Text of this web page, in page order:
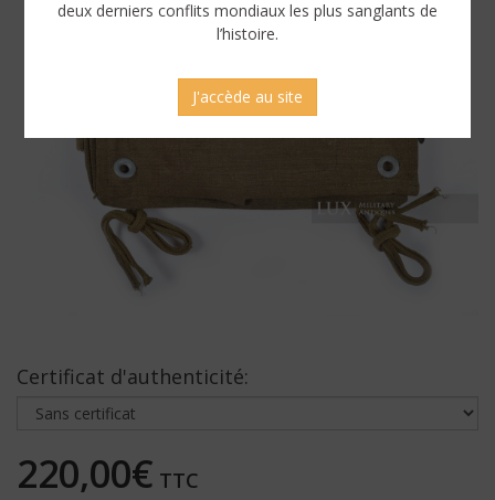
Certificat d'authenticité:
220,00€ TTC
deux derniers conflits mondiaux les plus sanglants de
l’histoire.
J'accède au site